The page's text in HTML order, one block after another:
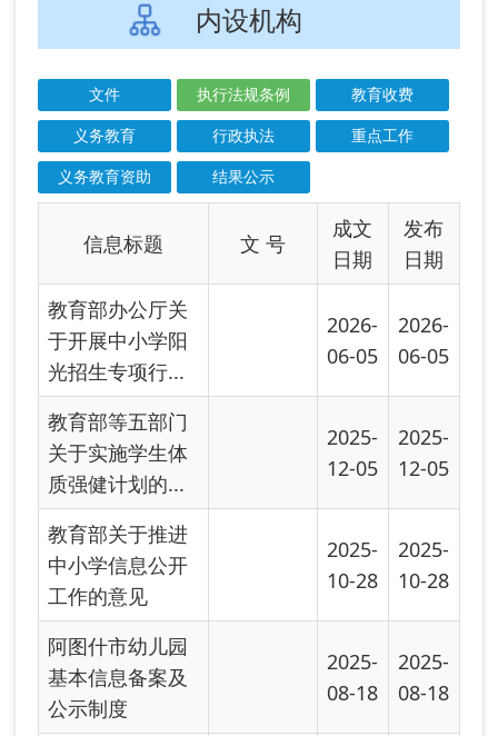
教育部办公厅关
光招生专项行...
2026-
06-05
2026-
06-05
教育部等五部门
关于实施学生体
质强健计划的...
2025-
12-05
2025-
教育部关于推进
中小学信息公开
工作的意见
2025-
2025-
10-28
阿图什市幼儿园
基本信息备案及
公示制度
2025-
08-18
加强校外培训数
智化全流程管理
切实维护家长...
2025-
07-28
新疆维吾尔自治
区教学成果奖励
办法
05-14
关于调整高等教
段国家奖助学...
2025-
2025-
教育信息化标准
化工作管理办法
2025-